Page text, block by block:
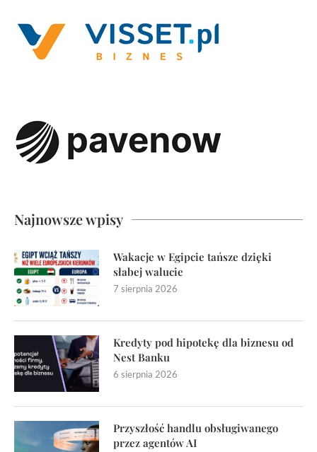
Najnowsze wpisy
Wakacje w Egipcie tańsze dzięki
słabej walucie
7 sierpnia 2026
Kredyty pod hipotekę dla biznesu od
Nest Banku
6 sierpnia 2026
Przyszłość handlu obsługiwanego
przez agentów AI